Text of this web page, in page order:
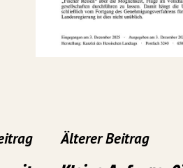
Älterer Beitrag